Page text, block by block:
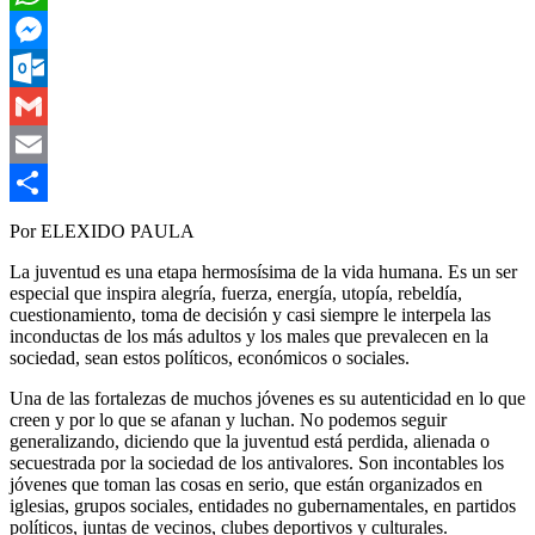
WhatsApp
Messenger
Outlook.com
Gmail
Email
Compartir
Por ELEXIDO PAULA
La juventud es una etapa hermosísima de la vida humana. Es un ser
especial que inspira alegría, fuerza, energía, utopía, rebeldía,
cuestionamiento, toma de decisión y casi siempre le interpela las
inconductas de los más adultos y los males que prevalecen en la
sociedad, sean estos políticos, económicos o sociales.
Una de las fortalezas de muchos jóvenes es su autenticidad en lo que
creen y por lo que se afanan y luchan. No podemos seguir
generalizando, diciendo que la juventud está perdida, alienada o
secuestrada por la sociedad de los antivalores. Son incontables los
jóvenes que toman las cosas en serio, que están organizados en
iglesias, grupos sociales, entidades no gubernamentales, en partidos
políticos, juntas de vecinos, clubes deportivos y culturales.